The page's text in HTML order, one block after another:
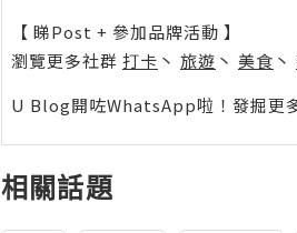
【 睇Post + 參加品牌活動 】
瀏覽更多社群 打卡 丶 旅遊 丶 美食 丶
U Blog開咗WhatsApp啦！發掘更
相關話題